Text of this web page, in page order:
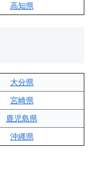
高知県
大分県
宮崎県
鹿児島県
沖縄県